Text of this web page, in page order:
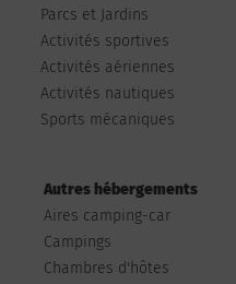
Parcs et Jardins
Activités sportives
Activités aériennes
Activités nautiques
Sports mécaniques
Autres hébergements
Aires camping-car
Campings
Chambres d'hôtes